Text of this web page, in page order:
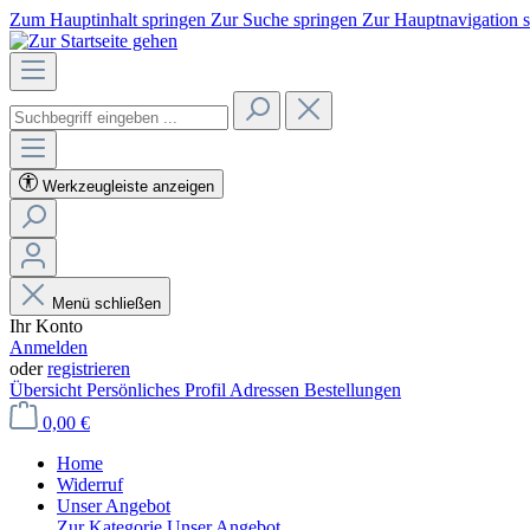
Zum Hauptinhalt springen Zur Suche springen Zur Hauptnavigation
Werkzeugleiste anzeigen
Menü schließen
Ihr Konto
Anmelden
oderregistrieren
Übersicht Persönliches Profil Adressen Bestellungen
0,00 €
Home
Widerruf
Unser Angebot